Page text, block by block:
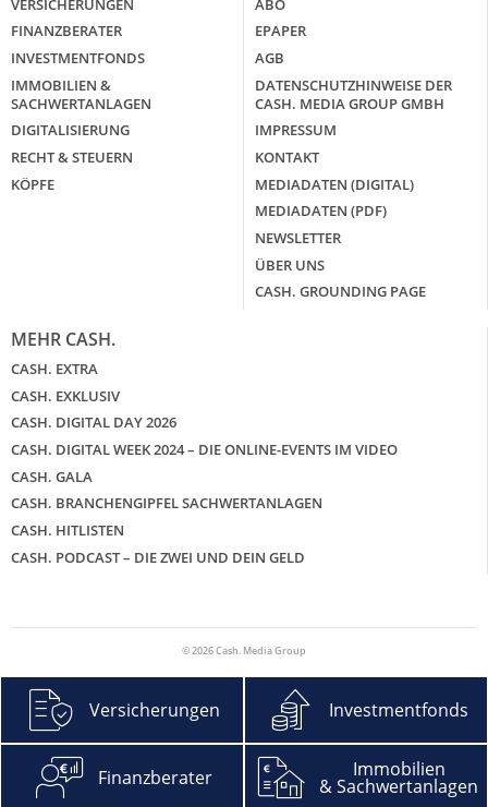
FINANZBERATER
INVESTMENTFONDS
IMMOBILIEN &
SACHWERTANLAGEN
DIGITALISIERUNG
RECHT & STEUERN
KÖPFE
EPAPER
AGB
DATENSCHUTZHINWEISE DER
CASH. MEDIA GROUP GMBH
IMPRESSUM
KONTAKT
MEDIADATEN (DIGITAL)
MEDIADATEN (PDF)
NEWSLETTER
ÜBER UNS
CASH. GROUNDING PAGE
MEHR CASH.
CASH. EXTRA
CASH. EXKLUSIV
CASH. DIGITAL DAY 2026
CASH. DIGITAL WEEK 2024 – DIE ONLINE-EVENTS IM VIDEO
CASH. GALA
CASH. BRANCHENGIPFEL SACHWERTANLAGEN
CASH. HITLISTEN
CASH. PODCAST – DIE ZWEI UND DEIN GELD
© 2026 Cash. Media Group
Versicherungen Investmentfonds
Finanzberater Immobilien
& Sachwertanlagen